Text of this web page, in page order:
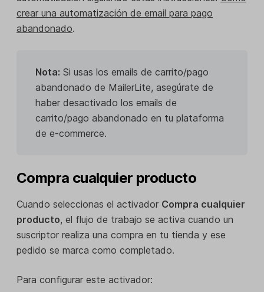
crear una automatización de email para pago
abandonado.
Nota: Si usas los emails de carrito/pago
abandonado de MailerLite, asegúrate de
haber desactivado los emails de
carrito/pago abandonado en tu plataforma
de e-commerce.
Compra cualquier producto
Cuando seleccionas el activador Compra cualquier
producto, el flujo de trabajo se activa cuando un
suscriptor realiza una compra en tu tienda y ese
pedido se marca como completado.
Para configurar este activador: